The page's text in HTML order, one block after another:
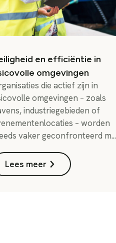
en efficiëntie in
omgevingen
die actief zijn in
omgevingen – zoals
industriegebieden of
– worden
vaker geconfronteerd m...
Lees meer